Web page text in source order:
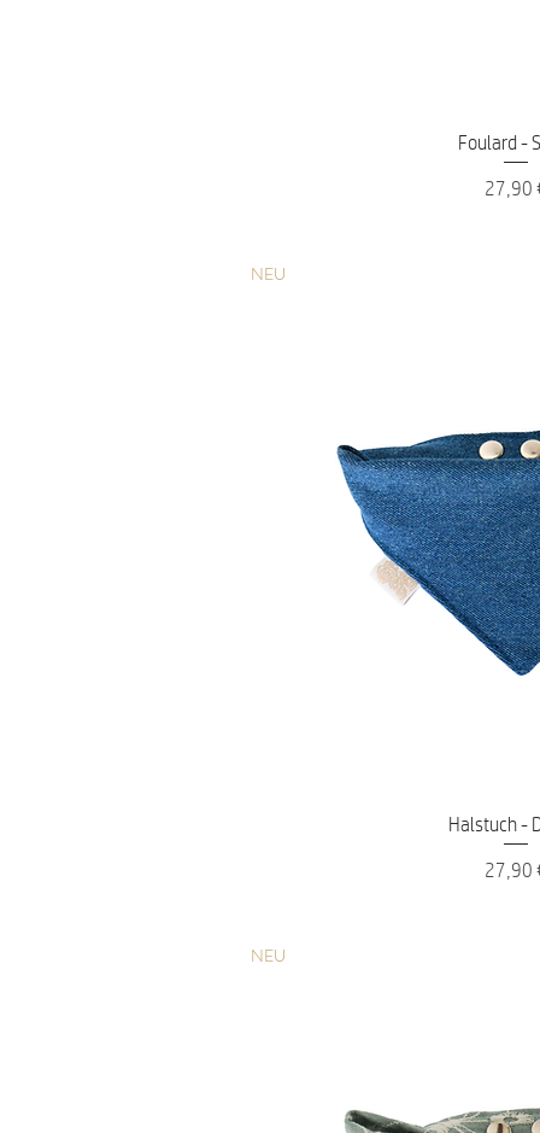
Foulard -
Preis
27,90
NEU
Halstuch -
Preis
27,90
NEU